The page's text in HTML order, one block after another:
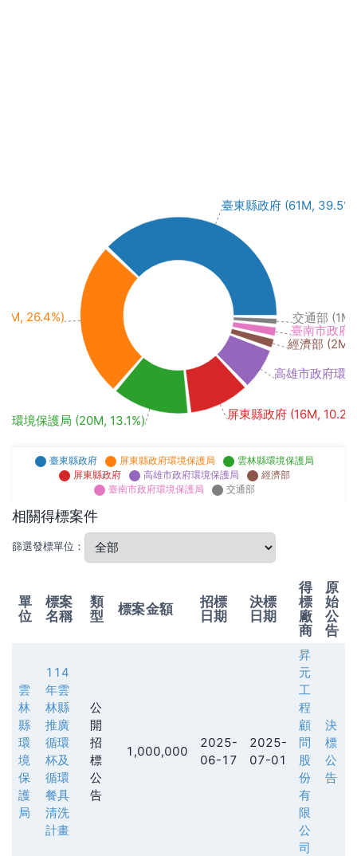
臺東縣政府 (61M, 39.5%)
26.4%)
環境保護局 (20M, 13.1%) 屏東縣政府 (16M,
高雄市政府環
經濟部 (2M,
臺南市政府
交通部
臺東縣政府 屏東縣政府環境保護局
雲林縣環境保護局
屏東縣政府
高雄市政府環境保護局
經濟部
臺南市政府環境保護局
交通部
相關得標案件
篩選發標單位：
單
位
標案
名稱
類
型
標案金額
招標
日期
決標
日期
得
標
廠
商
原
始
公
告
雲
林
縣
環
境
保
護
局
114
年雲
林縣
推廣
循環
杯及
循環
餐具
清洗
計畫
公
開
招
標
公
告
1,000,000
2025-
06-17
2025-
07-01
昇
元
工
程
顧
問
股
份
有
限
公
司
決
標
公
告